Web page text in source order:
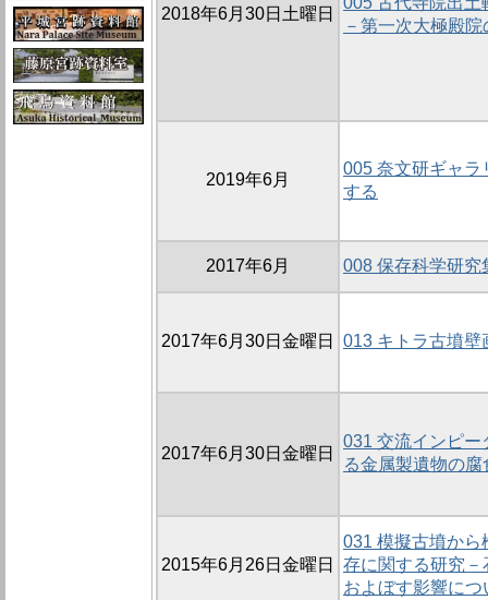
2018年6月30日土曜日
－第一次大極殿
2019年6月
005 奈文研ギャラ
する
2017年6月 008 保存科学研究
2017年6月30日金曜日 013 キトラ古墳壁
2017年6月30日金曜日
031 交流インピー
る金属製遺物の
2015年6月26日金曜日
031 模擬古墳から
存に関する研究
およぼす影響につ